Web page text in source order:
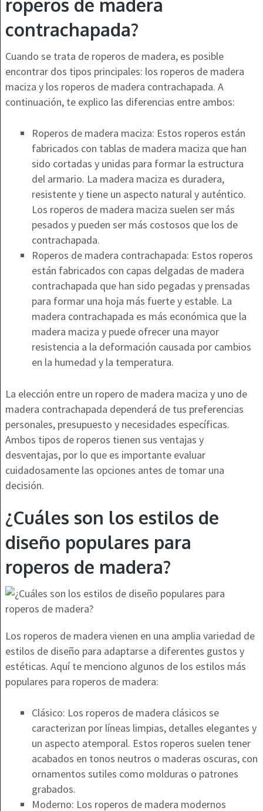
roperos de madera
contrachapada?
Cuando se trata de roperos de madera, es posible
encontrar dos tipos principales: los roperos de madera
maciza y los roperos de madera contrachapada. A
continuación, te explico las diferencias entre ambos:
Roperos de madera maciza: Estos roperos están
fabricados con tablas de madera maciza que han
sido cortadas y unidas para formar la estructura
del armario. La madera maciza es duradera,
resistente y tiene un aspecto natural y auténtico.
Los roperos de madera maciza suelen ser más
pesados y pueden ser más costosos que los de
contrachapada.
Roperos de madera contrachapada: Estos roperos
están fabricados con capas delgadas de madera
contrachapada que han sido pegadas y prensadas
para formar una hoja más fuerte y estable. La
madera contrachapada es más económica que la
madera maciza y puede ofrecer una mayor
resistencia a la deformación causada por cambios
en la humedad y la temperatura.
La elección entre un ropero de madera maciza y uno de
madera contrachapada dependerá de tus preferencias
personales, presupuesto y necesidades específicas.
Ambos tipos de roperos tienen sus ventajas y
desventajas, por lo que es importante evaluar
cuidadosamente las opciones antes de tomar una
decisión.
¿Cuáles son los estilos de
diseño populares para
roperos de madera?
Los roperos de madera vienen en una amplia variedad de
estilos de diseño para adaptarse a diferentes gustos y
estéticas. Aquí te menciono algunos de los estilos más
populares para roperos de madera:
Clásico: Los roperos de madera clásicos se
caracterizan por líneas limpias, detalles elegantes y
un aspecto atemporal. Estos roperos suelen tener
acabados en tonos neutros o maderas oscuras, con
ornamentos sutiles como molduras o patrones
grabados.
Moderno: Los roperos de madera modernos